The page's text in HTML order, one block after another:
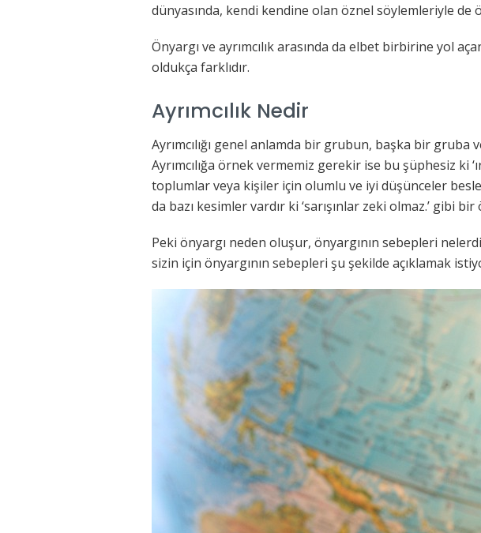
dünyasında, kendi kendine olan öznel söylemleriyle de
Önyargı ve ayrımcılık arasında da elbet birbirine yol
oldukça farklıdır.
Ayrımcılık Nedir
Ayrımcılığı genel anlamda bir grubun, başka bir
Ayrımcılığa örnek vermemiz gerekir ise bu şüphesiz ki
toplumlar veya kişiler için olumlu ve iyi düşünceler
da bazı kesimler vardır ki ‘sarışınlar zeki olmaz.’ gibi
Peki önyargı neden oluşur, önyargının sebepleri
sizin için önyargının sebepleri şu şekilde açıklamak